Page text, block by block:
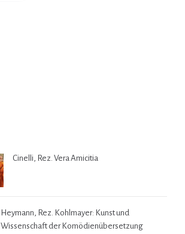
Cinelli, Rez. Vera Amicitia
Heymann, Rez. Kohlmayer: Kunst und
Wissenschaft der Komödienübersetzung